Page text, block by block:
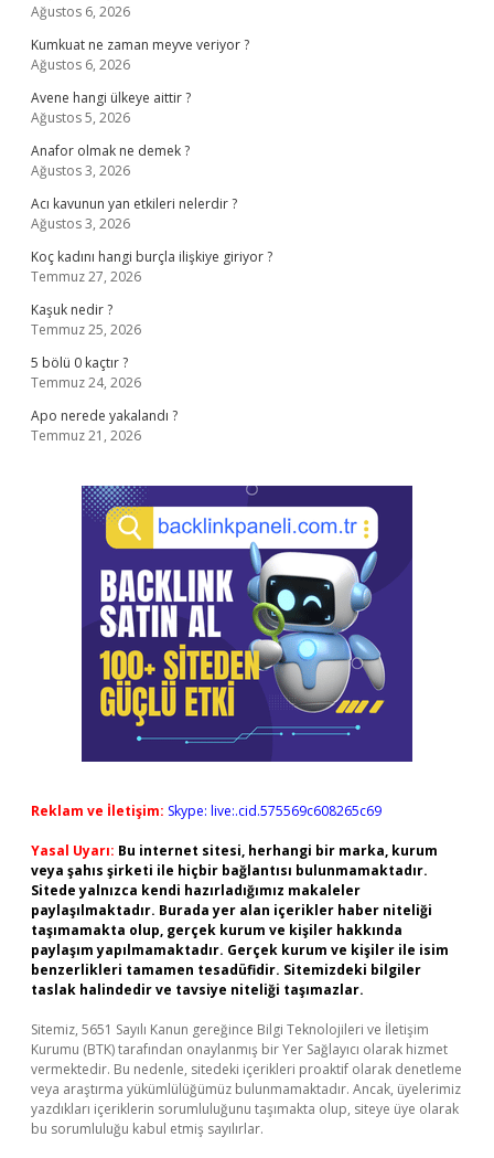
Ağustos 6, 2026
Kumkuat ne zaman meyve veriyor ?
Ağustos 6, 2026
Avene hangi ülkeye aittir ?
Ağustos 5, 2026
Anafor olmak ne demek ?
Ağustos 3, 2026
Acı kavunun yan etkileri nelerdir ?
Ağustos 3, 2026
Koç kadını hangi burçla ilişkiye giriyor ?
Temmuz 27, 2026
Kaşuk nedir ?
Temmuz 25, 2026
5 bölü 0 kaçtır ?
Temmuz 24, 2026
Apo nerede yakalandı ?
Temmuz 21, 2026
Reklam ve İletişim: Skype: live:.cid.575569c608265c69
Yasal Uyarı: Bu internet sitesi, herhangi bir marka, kurum
veya şahıs şirketi ile hiçbir bağlantısı bulunmamaktadır.
Sitede yalnızca kendi hazırladığımız makaleler
paylaşılmaktadır. Burada yer alan içerikler haber niteliği
taşımamakta olup, gerçek kurum ve kişiler hakkında
paylaşım yapılmamaktadır. Gerçek kurum ve kişiler ile isim
benzerlikleri tamamen tesadüfidir. Sitemizdeki bilgiler
taslak halindedir ve tavsiye niteliği taşımazlar.
Sitemiz, 5651 Sayılı Kanun gereğince Bilgi Teknolojileri ve İletişim
Kurumu (BTK) tarafından onaylanmış bir Yer Sağlayıcı olarak hizmet
vermektedir. Bu nedenle, sitedeki içerikleri proaktif olarak denetleme
veya araştırma yükümlülüğümüz bulunmamaktadır. Ancak, üyelerimiz
yazdıkları içeriklerin sorumluluğunu taşımakta olup, siteye üye olarak
bu sorumluluğu kabul etmiş sayılırlar.